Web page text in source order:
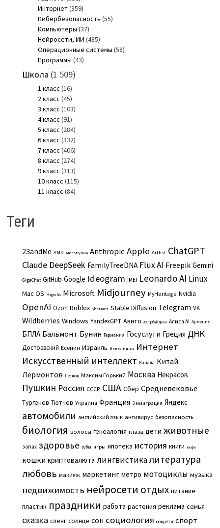
Интернет(359)
Кибербезопасность (55)
Компьютеры (37)
Нейросети, ИИ (485)
Операционные системы (58)
Программы (43)
Школа (1 509)
1 класс (16)
2 класс (45)
3 класс (103)
4 класс (91)
5 класс (284)
6 класс (332)
7 класс (406)
8 класс (274)
9 класс (313)
10 класс (115)
11 класс (84)
Теги
23andMe AMD AncestryDNA Anthropic Apple Artlist ChatGPT
Claude DeepSeek FamilyTreeDNA Flux AI Freepik Gemini
GigaChat GitHub Google Ideogram IMEI Leonardo AI Linux
Mac OS Magnific Microsoft Midjourney MyHeritage Nvidia
OpenAI Ozon Roblox SberJazz Stable Diffusion Telegram VK
Wildberries Windows YandexGPT Авито Азербайджан Алиса AI Армения
БПЛА Бальмонт Бунин Германия Госуслуги Греция ДНК
Достоевский Есенин Израиль Инвестиции Интернет
Искусственный интеллект Канада Китай
Лермонтов Лесков Максим Горький Москва Некрасов
Пушкин Россия СССР США Сбер Средневековье
Тургенев Тютчев Украина Франция Эммиграция Яндекс
автомобили английский язык антивирус безопасность
биология волосы генеалогия глаза дети животные
запах здоровье зубы игры ипотека история книги кофе
кошки криптовалюта лингвистикалитература
любовь макияж маркетинг метро мотоциклы музыка
недвижимость нейросети отдых питание
пластик праздники работа растения реклама семья
сказка сленг солнце сон социология соцсети спорт